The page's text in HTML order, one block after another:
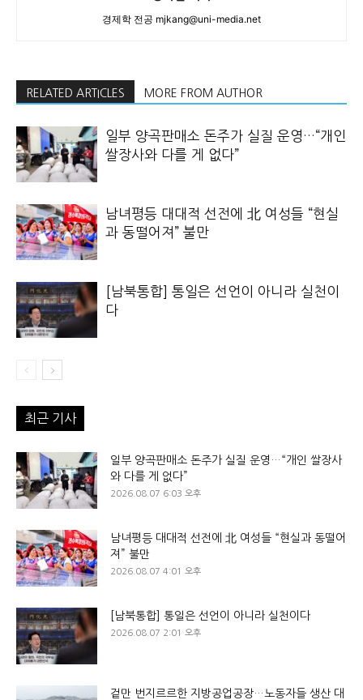
경제학 전공 mjkang@uni-media.net
RELATED ARTICLES MORE FROM AUTHOR
일부 양곡판매소 돈주가 실질 운영…“개인
쌀장사와 다를 게 없다”
남녀평등 대대적 선전에 北 여성들 “현실
과 동떨어져” 불만
[남북통합] 통일은 선언이 아니라 실천이
다
최근 기사
일부 양곡판매소 돈주가 실질 운영…“개인 쌀장사
와 다를 게 없다”
2026.08.07 6:03 오후
남녀평등 대대적 선전에 北 여성들 “현실과 동떨어
져” 불만
2026.08.07 4:01 오후
[남북통합] 통일은 선언이 아니라 실천이다
2026.08.07 2:01 오후
겉만 번지르르한 지방공업공장…노동자들 생산 대